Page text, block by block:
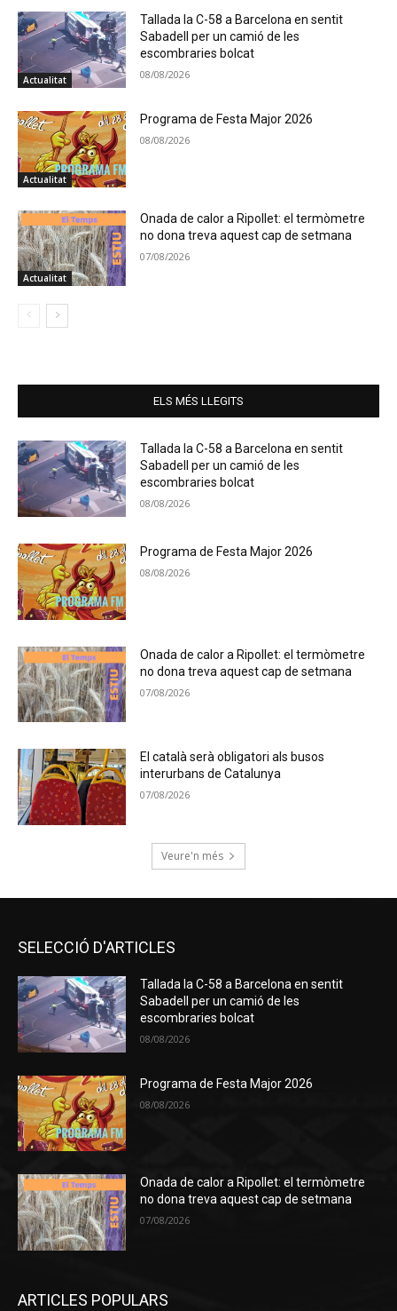
Actualitat
Tallada la C-58 a Barcelona en sentit
Sabadell per un camió de les
escombraries bolcat
08/08/2026
Actualitat
Programa de Festa Major 2026
08/08/2026
Actualitat
Onada de calor a Ripollet: el termòmetre
no dona treva aquest cap de setmana
07/08/2026
ELS MÉS LLEGITS
Tallada la C-58 a Barcelona en sentit
Sabadell per un camió de les
escombraries bolcat
08/08/2026
Programa de Festa Major 2026
08/08/2026
Onada de calor a Ripollet: el termòmetre
no dona treva aquest cap de setmana
07/08/2026
El català serà obligatori als busos
interurbans de Catalunya
07/08/2026
Veure'n més
SELECCIÓ D'ARTICLES
Tallada la C-58 a Barcelona en sentit
Sabadell per un camió de les
escombraries bolcat
08/08/2026
Programa de Festa Major 2026
08/08/2026
Onada de calor a Ripollet: el termòmetre
no dona treva aquest cap de setmana
07/08/2026
ARTICLES POPULARS